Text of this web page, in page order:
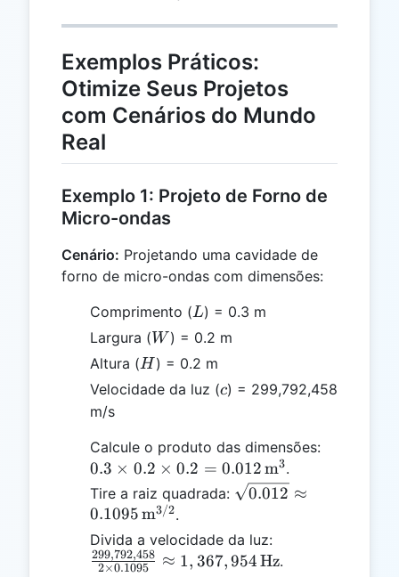
Exemplos Práticos:
Otimize Seus Projetos
com Cenários do Mundo
Real
Exemplo 1: Projeto de Forno de
Micro-ondas
Cenário: Projetando uma cavidade de
forno de micro-ondas com dimensões:
Comprimento (L
L) = 0.3 m
Largura (W
W ) = 0.2 m
Altura (H
H ) = 0.2 m
Velocidade da luz (c
c) = 299,792,458
m/s
Calcule o produto das dimensões:
0.3 × 0.2 × 0.2 = 0.012m3.
Tire a raiz quadrada: \sqrt{0.012}
\,
\text{m}^{3/2}
0.012 ≈
0.1095m3/2.
Divida a velocidade da luz:
{2 \times
2×0.1095
299,792,458 ≈ 1, 367,954Hz.